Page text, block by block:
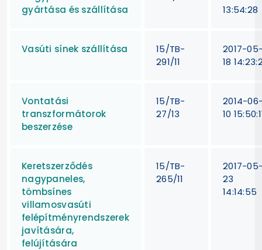
gyártása és szállítása
13:54:28
Vasúti sínek szállítása
15/TB-
291/11
2017-
18
Vontatási
transzformátorok
beszerzése
15/TB-
27/13
2014-
10
Keretszerződés
nagypaneles,
tömbsínes
villamosvasúti
felépítményrendszerek
javítására,
felújítására
15/TB-
265/11
2017-
23
14:14:55